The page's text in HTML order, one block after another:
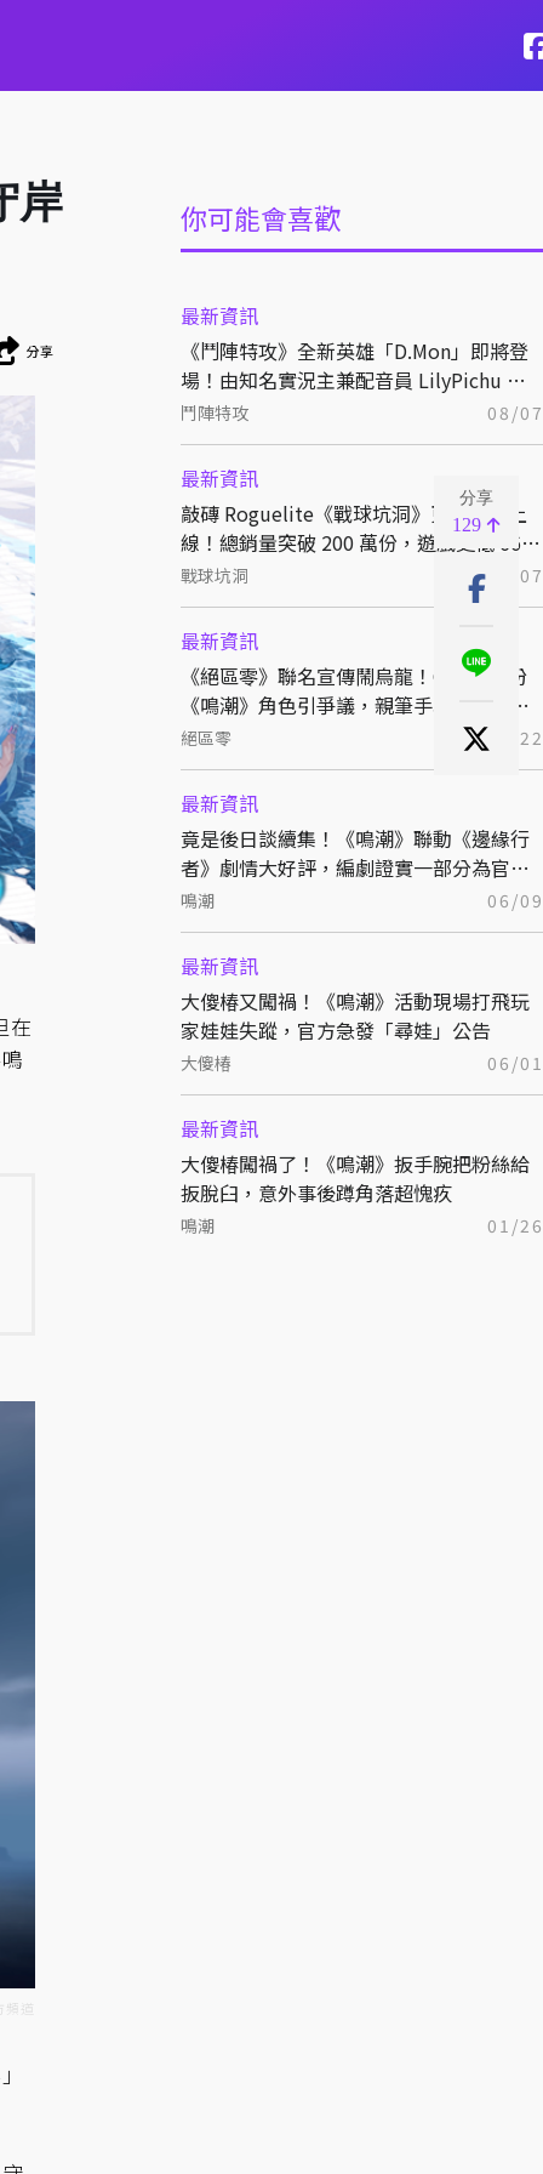
你可能會喜歡
最新資訊
《鬥陣特攻》全新英雄「D.Mon」即將登
場！由知名實況主兼配音員 LilyPichu 跨
界獻聲演出！
鬥陣特攻 08/07
最新資訊
敲磚 Roguelite《戰球坑洞》更新免費上
線！總銷量突破 200 萬份，遊戲史低 66
折熱銷中
戰球坑洞 08/07
最新資訊
《絕區零》聯名宣傳鬧烏龍！Coser 誤扮
《鳴潮》角色引爭議，親筆手寫道歉信致
歉
絕區零 07/22
最新資訊
竟是後日談續集！《鳴潮》聯動《邊緣行
者》劇情大好評，編劇證實一部分為官方
設定
鳴潮 06/09
最新資訊
大傻椿又闖禍！《鳴潮》活動現場打飛玩
家娃娃失蹤，官方急發「尋娃」公告
大傻椿 06/01
最新資訊
大傻椿闖禍了！《鳴潮》扳手腕把粉絲給
扳脫臼，意外事後蹲角落超愧疚
鳴潮 01/26
分享
129
岸
分享
在
道